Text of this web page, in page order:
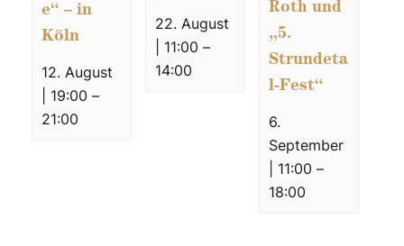
e“ – in
Köln
12. August
| 19:00 –
21:00
22. August
| 11:00 –
14:00
Roth und
„5.
Strundeta
l-Fest“
6.
September
| 11:00 –
18:00